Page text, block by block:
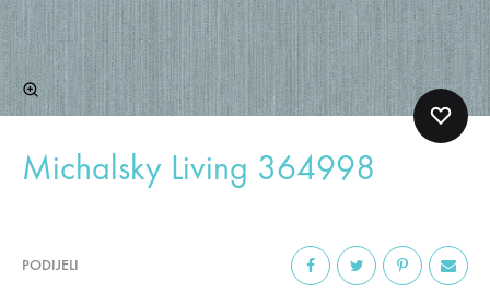
Michalsky Living 364998
PODIJELI